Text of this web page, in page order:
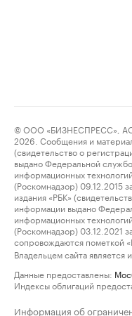
© ООО «БИЗНЕСПРЕСС»,
2026. Сообщения и
(свидетельство о
выдано Федеральной
информационных
(Роскомнадзор) 09.12.2015
издания «РБК»
информации выдано
информационных
(Роскомнадзор)
сопровождаются пометкой
Владельцем сайта является
Данные предоставлены:
Индексы облигаций
Информация об